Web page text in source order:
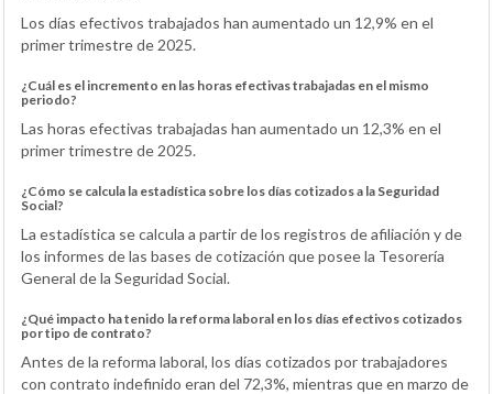
Los días efectivos trabajados han aumentado un 12,9% en el
primer trimestre de 2025.
¿Cuál es el incremento en las horas efectivas trabajadas en el mismo
periodo?
Las horas efectivas trabajadas han aumentado un 12,3% en el
primer trimestre de 2025.
¿Cómo se calcula la estadística sobre los días cotizados a la Seguridad
Social?
La estadística se calcula a partir de los registros de afiliación y de
los informes de las bases de cotización que posee la Tesorería
General de la Seguridad Social.
¿Qué impacto ha tenido la reforma laboral en los días efectivos cotizados
por tipo de contrato?
Antes de la reforma laboral, los días cotizados por trabajadores
con contrato indefinido eran del 72,3%, mientras que en marzo de